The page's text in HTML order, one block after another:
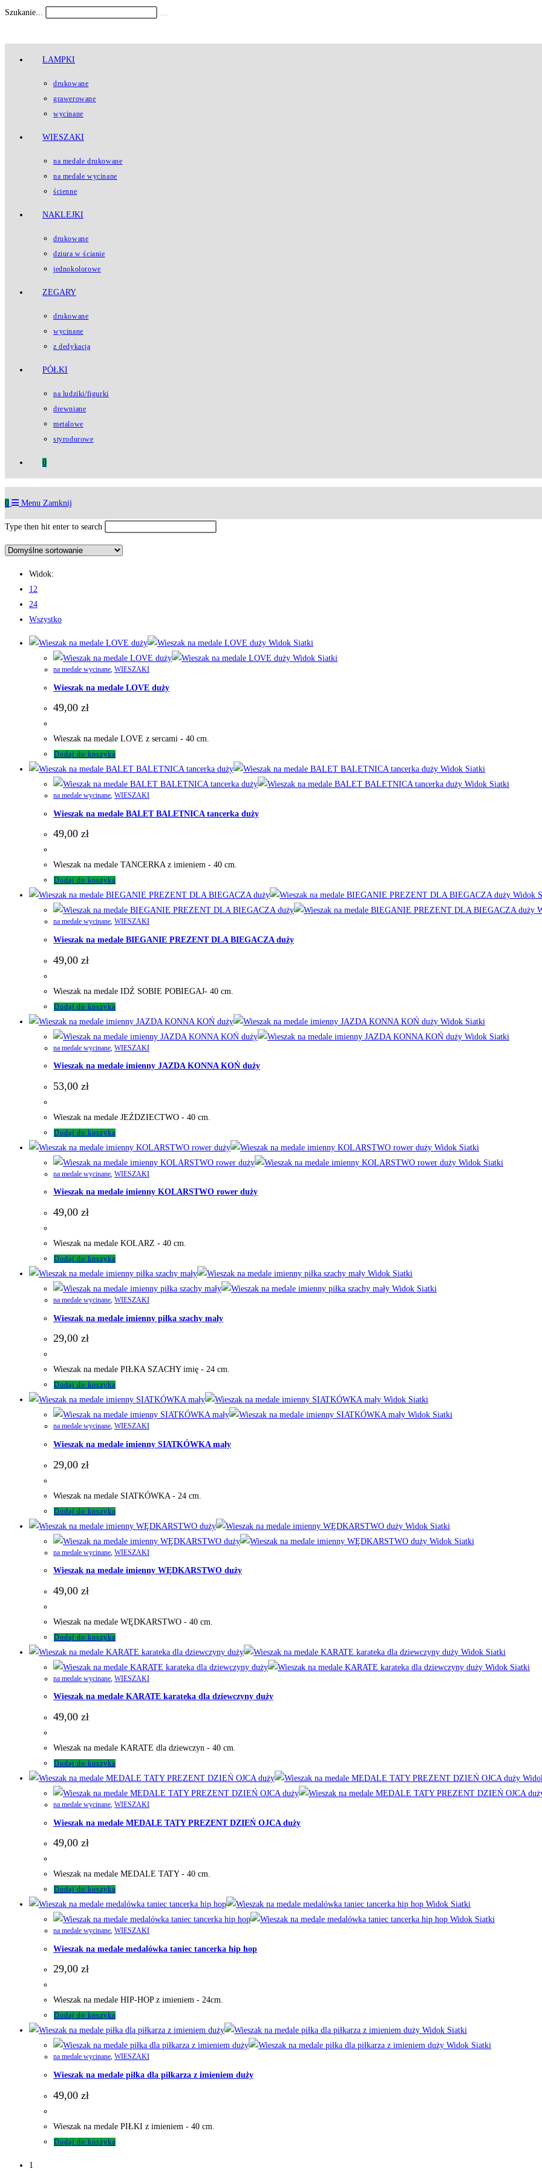
Koniec
Szukanie...
LAMPKI
drukowane
grawerowane
wycinane
WIESZAKI
na medale drukowane
na medale wycinane
ścienne
NAKLEJKI
drukowane
dziura w ścianie
jednokolorowe
ZEGARY
drukowane
wycinane
z dedykacją
PÓŁKI
na ludziki/figurki
drewniane
metalowe
styrodurowe
0
0 Menu Zamknij
Type then hit enter to search
Widok:
12
24
Wszystko
Widok Siatki
Widok Siatki
na medale wycinane, WIESZAKI
Wieszak na medale LOVE duży
49,00 zł
Wieszak na medale LOVE z sercami - 40 cm.
Dodaj do koszyka
Widok Siatki
Widok Siatki
na medale wycinane, WIESZAKI
Wieszak na medale BALET BALETNICA tancerka duży
49,00 zł
Wieszak na medale TANCERKA z imieniem - 40 cm.
Dodaj do koszyka
Widok
na medale wycinane, WIESZAKI
Wieszak na medale BIEGANIE PREZENT DLA BIEGACZA duży
49,00 zł
Wieszak na medale IDŹ SOBIE POBIEGAJ- 40 cm.
Dodaj do koszyka
Widok Siatki
Widok Siatki
na medale wycinane WIESZAKI
Wieszak na medale imienny JAZDA KONNA KOŃ duży
53,00 zł
Wieszak na medale JEŹDZIECTWO - 40 cm.
Dodaj do koszyka
Widok Siatki
Widok Siatki
na medale wycinane, WIESZAKI
Wieszak na medale imienny KOLARSTWO rower duży
49,00 zł
Wieszak na medale KOLARZ - 40 cm.
Dodaj do koszyka
Widok Siatki
Widok Siatki
na medale wycinane, WIESZAKI
Wieszak na medale imienny piłka szachy mały
29,00 zł
Wieszak na medale PIŁKA SZACHY imię - 24 cm.
Dodaj do koszyka
Widok Siatki
Widok Siatki
na medale wycinane, WIESZAKI
Wieszak na medale imienny SIATKÓWKA mały
29,00 zł
Wieszak na medale SIATKÓWKA - 24 cm.
Dodaj do koszyka
Widok Siatki
Widok Siatki
na medale wycinane WIESZAKI
Wieszak na medale imienny WĘDKARSTWO duży
49,00 zł
Wieszak na medale WĘDKARSTWO - 40 cm.
Dodaj do koszyka
Widok Siatki
Widok Siatki
na medale wycinane WIESZAKI
Wieszak na medale KARATE karateka dla dziewczyny duży
49,00 zł
Wieszak na medale KARATE dla dziewczyn - 40 cm.
Dodaj do koszyka
na medale wycinane, WIESZAKI
Wieszak na medale MEDALE TATY PREZENT DZIEŃ OJCA duży
49,00 zł
Wieszak na medale MEDALE TATY - 40 cm.
Dodaj do koszyka
Widok Siatki
Widok Siatki
na medale wycinane, WIESZAKI
Wieszak na medale medalówka taniec tancerka hip hop
29,00 zł
Wieszak na medale HIP-HOP z imieniem - 24cm.
Dodaj do koszyka
Widok Siatki
Widok Siatki
na medale wycinane, WIESZAKI
Wieszak na medale piłka dla piłkarza z imieniem duży
49,00 zł
Wieszak na medale PIŁKI z imieniem - 40 cm.
Dodaj do koszyka
1